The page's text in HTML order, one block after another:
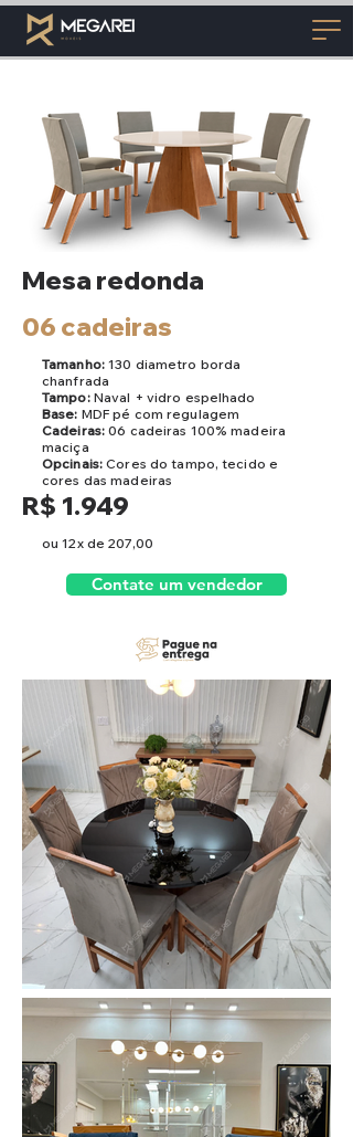
Mesa redonda
06 cadeiras
Tamanho:130 diametro borda
chanfrada
Tampo:Naval + vidro espelhado
Base: MDF pé com regulagem
Cadeiras: 06 cadeiras 100% madeira
maciça
Opcinais:Cores do tampo, tecido e
cores das madeiras
R$ 1.949
ou 12x de 207,00
Contate um vendedor